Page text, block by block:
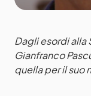
Dagli esordi alla
Gianfranco
quella per il suo